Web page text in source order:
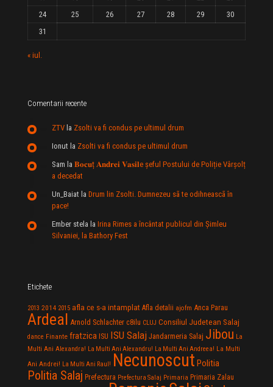
24
25 26 27 28 29
30
31
« iul.
Comentarii recente
ZTV la Zsolti va fi condus pe ultimul drum
Ionut la Zsolti va fi condus pe ultimul drum
Sam la 𝐁𝐨𝐜𝐮ț 𝐀𝐧𝐝𝐫𝐞𝐢 𝐕𝐚𝐬𝐢𝐥e şeful Postului de Poliție Vârșolț
a decedat
Un_Baiat la Drum lin Zsolti. Dumnezeu sã te odihneascã în
pace!
Ember stela la Irina Rimes a încântat publicul din Şimleu
Silvaniei, la Bathory Fest
Etichete
2013 2014 2015 afla ce s-a intamplat Afla detalii ajofm Anca Parau
Ardeal Arnold Schlachter c8ilu CLUJ Consiliul Judetean Salaj
dance Finante fratzica ISU ISU Salaj Jandarmeria Salaj Jibou La
Multi Ani Alexandra! La Multi Ani Alexandru! La Multi Ani Andreea! La Multi
Ani Andrei! La Multi Ani Raul! Necunoscut Politia
Politia Salaj Prefectura Prefectura Salaj Primaria Primaria Zalau